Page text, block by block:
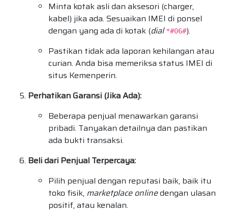
Minta kotak asli dan aksesori (charger,
kabel) jika ada. Sesuaikan IMEI di ponsel
dengan yang ada di kotak (dial *#06#).
Pastikan tidak ada laporan kehilangan atau
curian. Anda bisa memeriksa status IMEI di
situs Kemenperin.
Perhatikan Garansi (Jika Ada):
Beberapa penjual menawarkan garansi
pribadi. Tanyakan detailnya dan pastikan
ada bukti transaksi.
Beli dari Penjual Terpercaya:
Pilih penjual dengan reputasi baik, baik itu
toko fisik, marketplace onlinedengan ulasan
positif, atau kenalan.